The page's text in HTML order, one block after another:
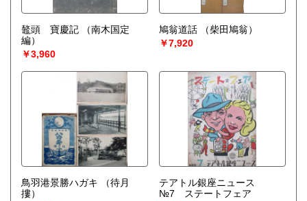
鼇頭 寶慶記
（南木国定
編）
￥3,960
鳩翁道話
（柴田鳩翁）
￥7,920
鳥羽港景勝ハガキ
（待月
摟）
テアトル銀座ニュース
№7 ステートフェア